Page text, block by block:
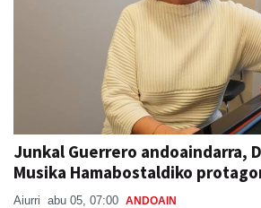
Junkal Guerrero andoaindarra,
Musika Hamabostaldiko
Aiurri abu 05, 07:00 ANDOAIN